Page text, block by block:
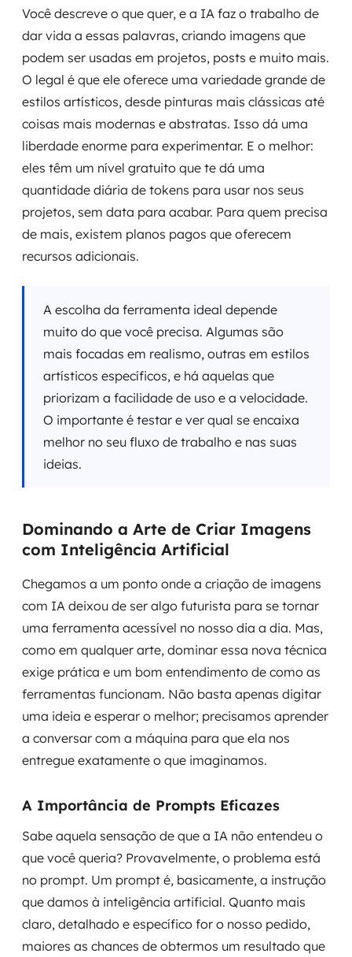
Você descreve o que quer, e a IA faz o trabalho de
dar vida a essas palavras, criando imagens que
podem ser usadas em projetos, posts e muito mais.
O legal é que ele oferece uma variedade grande de
estilos artísticos, desde pinturas mais clássicas até
coisas mais modernas e abstratas. Isso dá uma
liberdade enorme para experimentar. E o melhor:
eles têm um nível gratuito que te dá uma
quantidade diária de tokens para usar nos seus
projetos, sem data para acabar. Para quem precisa
de mais, existem planos pagos que oferecem
recursos adicionais.
A escolha da ferramenta ideal depende
muito do que você precisa. Algumas são
mais focadas em realismo, outras em estilos
artísticos específicos, e há aquelas que
priorizam a facilidade de uso e a velocidade.
O importante é testar e ver qual se encaixa
melhor no seu fluxo de trabalho e nas suas
ideias.
Dominando a Arte de Criar Imagens
com Inteligência Artificial
Chegamos a um ponto onde a criação de imagens
com IA deixou de ser algo futurista para se tornar
uma ferramenta acessível no nosso dia a dia. Mas,
como em qualquer arte, dominar essa nova técnica
exige prática e um bom entendimento de como as
ferramentas funcionam. Não basta apenas digitar
uma ideia e esperar o melhor; precisamos aprender
a conversar com a máquina para que ela nos
entregue exatamente o que imaginamos.
A Importância de Prompts Eficazes
Sabe aquela sensação de que a IA não entendeu o
que você queria? Provavelmente, o problema está
no prompt. Um prompt é, basicamente, a instrução
que damos à inteligência artificial. Quanto mais
claro, detalhado e específico for o nosso pedido,
maiores as chances de obtermos um resultado que